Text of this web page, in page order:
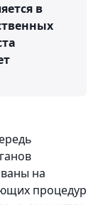
в
на
процедур